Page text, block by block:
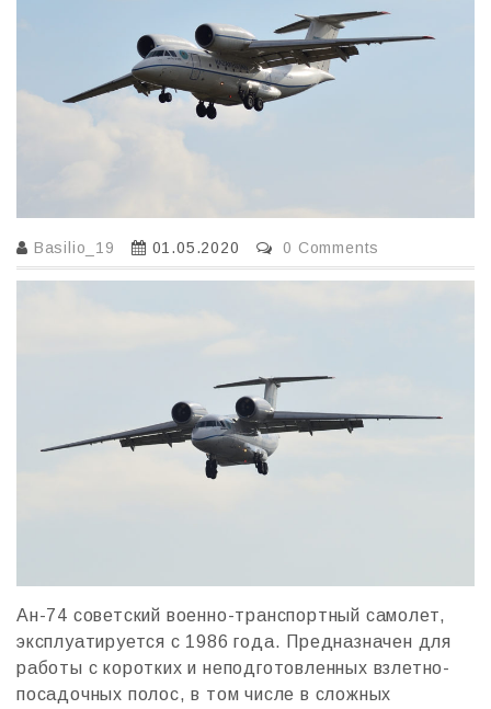
Basilio_19 01.05.2020 0 Comments
Ан-74 советский военно-транспортный самолет,
эксплуатируется с 1986 года. Предназначен для
работы с коротких и неподготовленных взлетно-
посадочных полос, в том числе в сложных